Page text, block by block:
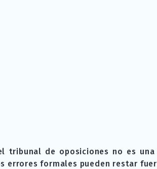
tribunal de oposiciones no es
errores formales pueden restar